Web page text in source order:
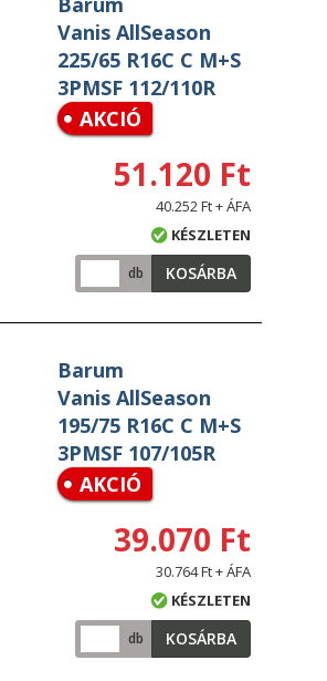
Vanis AllSeason
225/65 R16C C M+S
3PMSF 112/110R
AKCIÓ
51.120 Ft
40.252 Ft + ÁFA
KÉSZLETEN
db KOSÁRBA
Barum
Vanis AllSeason
195/75 R16C C M+S
3PMSF 107/105R
AKCIÓ
39.070 Ft
30.764 Ft + ÁFA
KÉSZLETEN
db KOSÁRBA